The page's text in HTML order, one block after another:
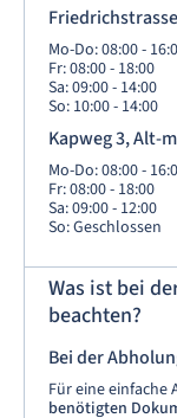
Mo-Do: 08:00 -
Fr: 08:00 - 18:00
Sa: 09:00 - 14:00
So: 10:00 - 14:00
Kapweg 3, Alt-
Mo-Do: 08:00 -
Fr: 08:00 - 18:00
Sa: 09:00 - 12:00
So: Geschlossen
Was ist bei
beachten?
Bei der
Für eine einfache
benötigten